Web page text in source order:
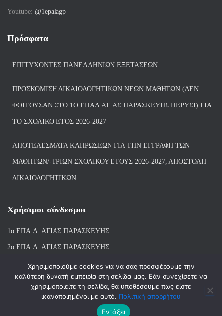
Youtube: @1epalagp
Πρόσφατα
ΕΠΙΤΥΧΌΝΤΕΣ ΠΑΝΕΛΛΗΝΊΩΝ ΕΞΕΤΆΣΕΩΝ
ΠΡΟΣΚΌΜΙΣΗ ΔΙΚΑΙΟΛΟΓΗΤΙΚΏΝ ΝΈΩΝ ΜΑΘΗΤΏΝ (ΔΕΝ
ΦΟΙΤΟΎΣΑΝ ΣΤΟ 1Ο ΕΠΑΛ ΑΓΙΑΣ ΠΑΡΑΣΚΕΥΗΣ ΠΈΡΥΣΙ) ΓΙΑ
ΤΟ ΣΧΟΛΙΚΌ ΈΤΟΣ 2026-2027
ΑΠΟΤΕΛΈΣΜΑΤΑ ΚΛΗΡΏΣΕΩΝ ΓΙΑ ΤΗΝ ΕΓΓΡΑΦΉ ΤΩΝ
ΜΑΘΗΤΏΝ/-ΤΡΙΏΝ ΣΧΟΛΙΚΟΎ ΈΤΟΥΣ 2026-2027, ΑΠΟΣΤΟΛΉ
ΔΙΚΑΙΟΛΟΓΗΤΙΚΏΝ
Χρήσιμοι σύνδεσμοι
1ο ΕΠΑ.Λ. ΑΓΙΑΣ ΠΑΡΑΣΚΕΥΗΣ
2ο ΕΠΑ.Λ. ΑΓΙΑΣ ΠΑΡΑΣΚΕΥΗΣ
1ο Ε.Κ. ΑΓΙΑΣ ΠΑΡΑΣΚΕΥΗΣ
ΒΙΒΛΙΟΘΗΚΗ 1ου & 2ου ΕΠΑΛ ΑΓΙΑΣ ΠΑΡΑΣΚΕΥΗΣ
Χρησιμοποιούμε cookies για να σας προσφέρουμε την
καλύτερη δυνατή εμπειρία στη σελίδα μας. Εάν συνεχίσετε να
χρησιμοποιείτε τη σελίδα, θα υποθέσουμε πως είστε
ικανοποιημένοι με αυτό. Πολιτική απορρήτου
Εντάξει